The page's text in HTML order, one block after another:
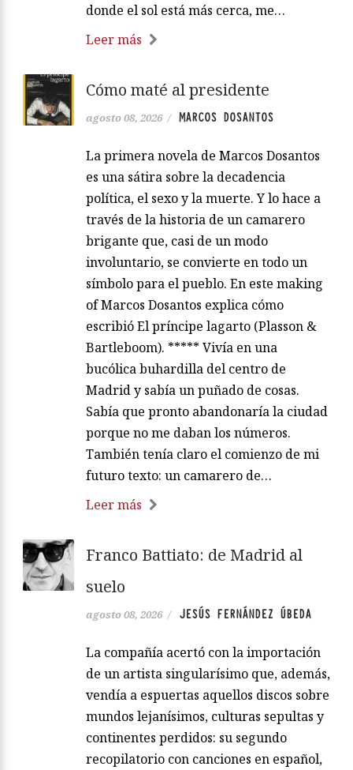
donde el sol está más cerca, me…
Leer más
Cómo maté al presidente
agosto 08, 2026 / MARCOS DOSANTOS
La primera novela de Marcos Dosantos
es una sátira sobre la decadencia
política, el sexo y la muerte. Y lo hace a
través de la historia de un camarero
brigante que, casi de un modo
involuntario, se convierte en todo un
símbolo para el pueblo. En este making
of Marcos Dosantos explica cómo
escribió El príncipe lagarto (Plasson &
Bartleboom). ***** Vivía en una
bucólica buhardilla del centro de
Madrid y sabía un puñado de cosas.
Sabía que pronto abandonaría la ciudad
porque no me daban los números.
También tenía claro el comienzo de mi
futuro texto: un camarero de…
Leer más
Franco Battiato: de Madrid al
suelo
agosto 08, 2026 / JESÚS FERNÁNDEZ ÚBEDA
La compañía acertó con la importación
de un artista singularísimo que, además,
vendía a espuertas aquellos discos sobre
mundos lejanísimos, culturas sepultas y
continentes perdidos: su segundo
recopilatorio con canciones en español,